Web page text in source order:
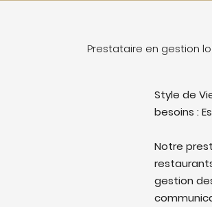
Prestataire en gestion
Style de
besoins :
Notre
gestion